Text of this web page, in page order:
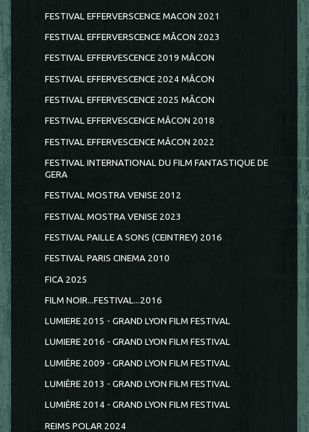
FESTIVAL EFFERVERSCENCE MACON 2021
FESTIVAL EFFERVERSCENCE MÂCON 2023
FESTIVAL EFFERVESCENCE 2019 MÂCON
FESTIVAL EFFERVESCENCE 2024 MÂCON
FESTIVAL EFFERVESCENCE 2025 MÂCON
FESTIVAL EFFERVESCENCE MÂCON 2018
FESTIVAL EFFERVESCENCE MÂCON 2022
FESTIVAL INTERNATIONAL DU FILM FANTASTIQUE DE
GERA
FESTIVAL MOSTRA VENISE 2012
FESTIVAL MOSTRA VENISE 2023
FESTIVAL PAILLE A SONS (CEINTREY) 2016
FESTIVAL PARIS CINEMA 2010
FICA 2025
FILM NOIR...FESTIVAL...2016
LUMIERE 2015 - GRAND LYON FILM FESTIVAL
LUMIERE 2016 - GRAND LYON FILM FESTIVAL
LUMIÈRE 2009 - GRAND LYON FILM FESTIVAL
LUMIÈRE 2013 - GRAND LYON FILM FESTIVAL
LUMIÈRE 2014 - GRAND LYON FILM FESTIVAL
REIMS POLAR 2024